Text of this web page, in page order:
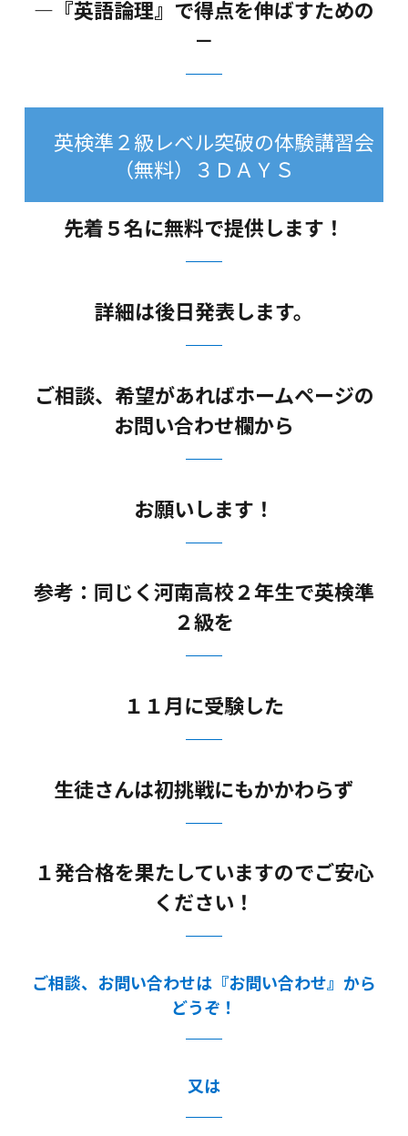
―『英語論理』で得点を伸ばすための
－
英検準２級レベル突破の体験講習会
（無料）３ＤＡＹＳ
先着５名に無料で提供します！
詳細は後日発表します。
ご相談、希望があればホームページの
お問い合わせ欄から
お願いします！
参考：同じく河南高校２年生で英検準
２級を
１１月に受験した
生徒さんは初挑戦にもかかわらず
１発合格を果たしていますのでご安心
ください！
ご相談、お問い合わせは『お問い合わせ』から
どうぞ！
又は